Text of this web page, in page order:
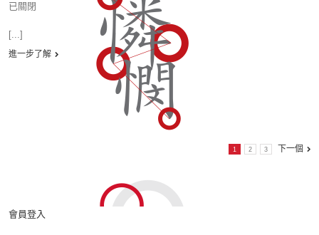
已關閉
[...]
進一步了解
1 2 3 下一個
會員登入